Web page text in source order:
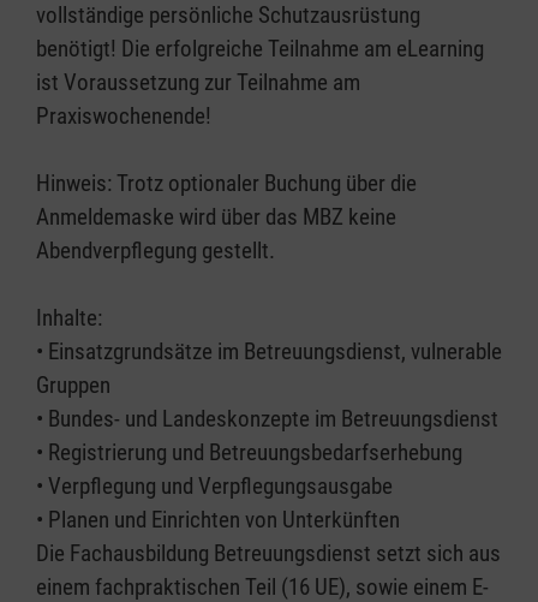
vollständige persönliche Schutzausrüstung
benötigt! Die erfolgreiche Teilnahme am eLearning
ist Voraussetzung zur Teilnahme am
Praxiswochenende!
Hinweis: Trotz optionaler Buchung über die
Anmeldemaske wird über das MBZ keine
Abendverpflegung gestellt.
Inhalte:
• Einsatzgrundsätze im Betreuungsdienst, vulnerable
Gruppen
• Bundes- und Landeskonzepte im Betreuungsdienst
• Registrierung und Betreuungsbedarfserhebung
• Verpflegung und Verpflegungsausgabe
• Planen und Einrichten von Unterkünften
Die Fachausbildung Betreuungsdienst setzt sich aus
einem fachpraktischen Teil (16 UE), sowie einem E-